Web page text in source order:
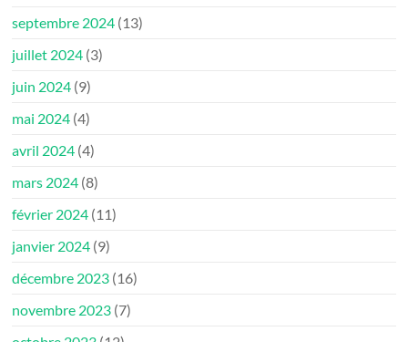
septembre 2024 (13)
juillet 2024 (3)
juin 2024 (9)
mai 2024 (4)
avril 2024 (4)
mars 2024 (8)
février 2024 (11)
janvier 2024 (9)
décembre 2023 (16)
novembre 2023 (7)